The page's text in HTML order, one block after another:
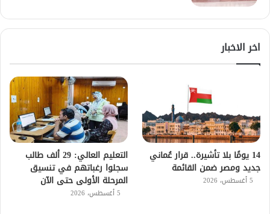
اخر الاخبار
14 يومًا بلا تأشيرة.. قرار عُماني
جديد ومصر ضمن القائمة
5 أغسطس، 2026
التعليم العالي: 29 ألف طالب
سجلوا رغباتهم في تنسيق
المرحلة الأولى حتى الآن
5 أغسطس، 2026